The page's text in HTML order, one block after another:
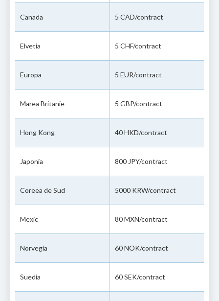
Canada 5 CAD/contract
Elvetia 5 CHF/contract
Europa 5 EUR/contract
Marea Britanie 5 GBP/contract
Hong Kong 40 HKD/contract
Japonia 800 JPY/contract
Coreea de Sud 5000 KRW/contract
Mexic 80 MXN/contract
Norvegia 60 NOK/contract
Suedia 60 SEK/contract